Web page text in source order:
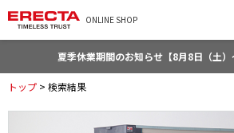
ONLINE SHOP
夏季休業期間のお知らせ【8月8日（土）
トップ > 検索結果